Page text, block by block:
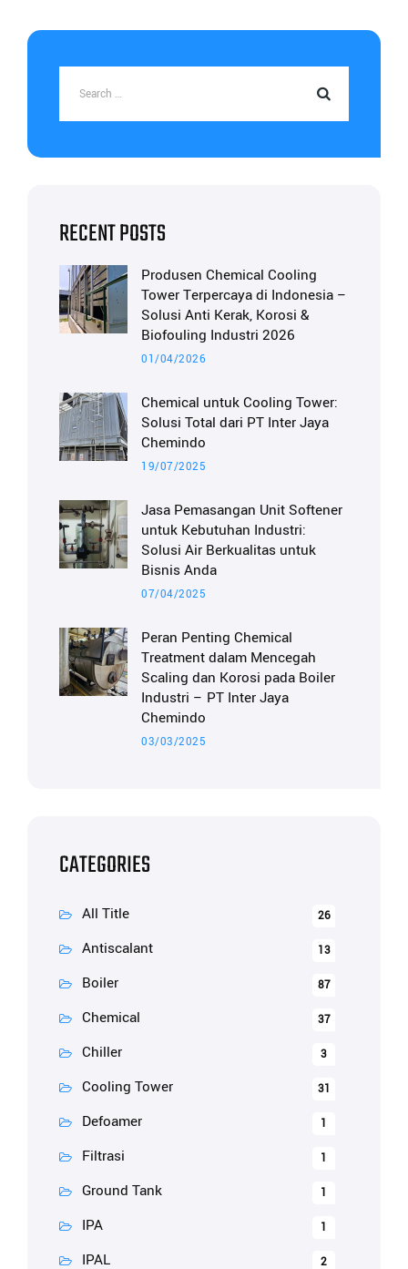
RECENT POSTS
Produsen Chemical Cooling
Tower Terpercaya di Indonesia –
Solusi Anti Kerak, Korosi &
Biofouling Industri 2026
01/04/2026
Chemical untuk Cooling Tower:
Solusi Total dari PT Inter Jaya
Chemindo
19/07/2025
Jasa Pemasangan Unit Softener
untuk Kebutuhan Industri:
Solusi Air Berkualitas untuk
Bisnis Anda
07/04/2025
Peran Penting Chemical
Treatment dalam Mencegah
Scaling dan Korosi pada Boiler
Industri – PT Inter Jaya
Chemindo
03/03/2025
CATEGORIES
All Title 26
Antiscalant 13
Boiler 87
Chemical 37
Chiller 3
Cooling Tower 31
Defoamer 1
Filtrasi 1
Ground Tank 1
IPA 1
IPAL 2